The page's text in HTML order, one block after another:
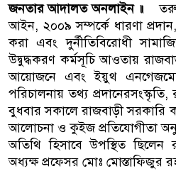
জনতার আদালত অনলাইন ॥
আইন, ২০০৯ সম্পর্কে ধারণা
করা এবং দুর্নীতিবিরোধী
উদ্বুদ্ধকরণ কর্মসূচি আওতায়
আয়োজনে এবং ইয়ুথ
পরিচালনায় তথ্য প্রদানেরসংস্কৃতি,
বুধবার সকালে রাজবাড়ী
আলোচনা ও কুইজ প্রতিযোগীতা
অতিথি হিসাবে উপস্থিত ছিলেন
অধ্যক্ষ প্রফেসর মোঃ মোস্তাফিজুর